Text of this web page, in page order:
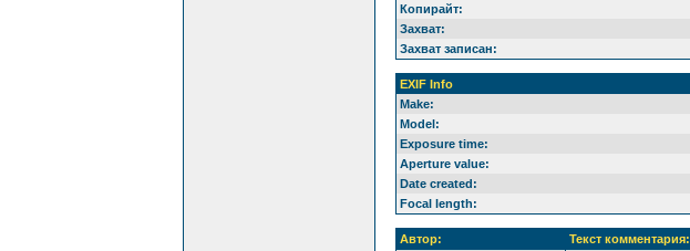
Копирайт:
Захват:
Захват записан:
EXIF Info
Make:
Model:
Exposure time:
Aperture value:
Date created:
Focal length:
Автор:
Текст комментария: